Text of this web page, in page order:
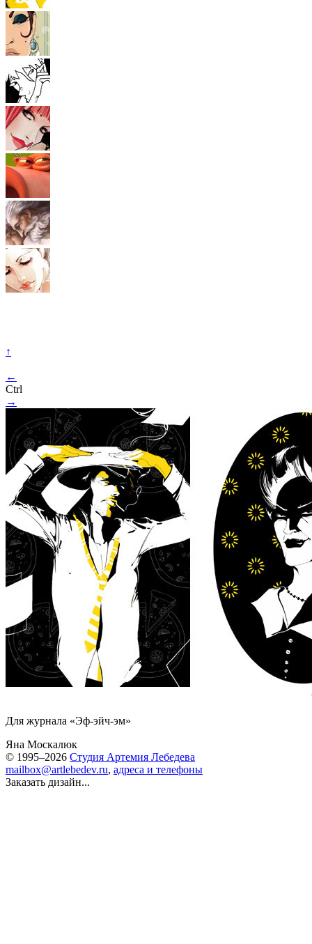
↑
←
Ctrl
→
Для журнала «Эф-эйч-эм»
Яна Москалюк
© 1995–2026 Студия Артемия Лебедева
mailbox@artlebedev.ru, адреса и телефоны
Заказать дизайн...